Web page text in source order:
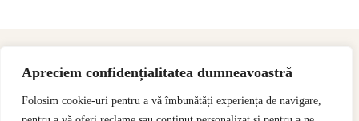
Apreciem confidențialitatea dumneavoastră
Folosim cookie-uri pentru a vă îmbunătăți experiența de navigare,